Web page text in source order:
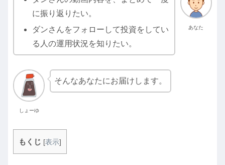
あなた
に振り返りたい。
ダンさんをフォローして投資をしてい
る人の運用状況を知りたい。
しょーゆ
そんなあなたにお届けします。
もくじ [表示]